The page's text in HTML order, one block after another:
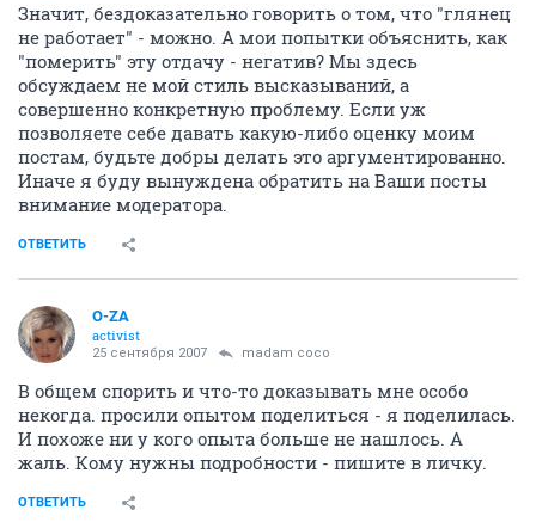
Значит, бездоказательно говорить о том, что "глянец
не работает" - можно. А мои попытки объяснить, как
"померить" эту отдачу - негатив? Мы здесь
обсуждаем не мой стиль высказываний, а
совершенно конкретную проблему. Если уж
позволяете себе давать какую-либо оценку моим
постам, будьте добры делать это аргументированно.
Иначе я буду вынуждена обратить на Ваши посты
внимание модератора.
ОТВЕТИТЬ
O-ZA
activist
25 сентября 2007 madam coco
В общем спорить и что-то доказывать мне особо
некогда. просили опытом поделиться - я поделилась.
И похоже ни у кого опыта больше не нашлось. А
жаль. Кому нужны подробности - пишите в личку.
ОТВЕТИТЬ